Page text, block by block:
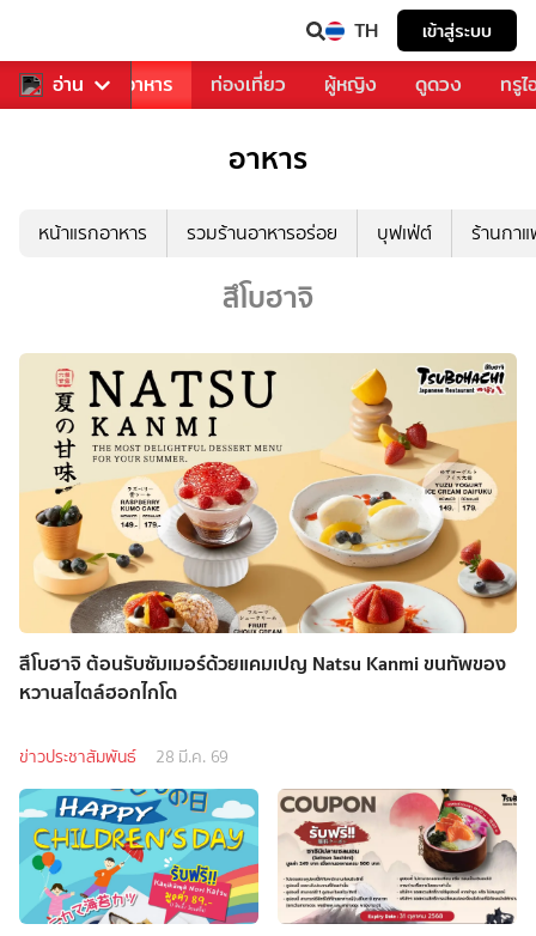
TH เข้าสู่ระบบ
อ่าน
การเพลง อาหาร ท่องเที่ยว ผู้หญิง ดูดวง ทรู
อาหาร
หน้าแรกอาหาร รวมร้านอาหารอร่อย บุฟเฟ่ต์ ร้านกา
สึโบฮาจิ
สึโบฮาจิ ต้อนรับซัมเมอร์ด้วยแคมเปญ Natsu Kanmi ขนทัพของ
หวานสไตล์ฮอกไกโด
ข่าวประชาสัมพันธ์ 28 มี.ค. 69